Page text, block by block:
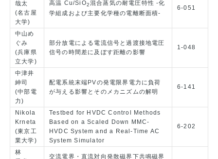
哉太
(名古屋
大学)
高温 Cu/SiO2混合蒸気の耐電圧特性 -化
学組成および主要化学種の電離断面積-
6-051
中山め
ぐみ
(兵庫県
立大学)
部分放電による電流信号と過渡接地電圧
信号の時間差に及ぼす距離の影響
1-048
中津井
紳司
(中部電
力)
配電系統末端PVの発電限界電力に負荷
が与える影響とそのメカニズムの解明
6-141
Nikola
Krneta
(東京工
業大学)
Testbed for HVDC Control Methods
Based on a Scaled Down MMC-
HVDC System and a Real-Time AC
System Simulator
6-202
林
交流電界・直流対向発散磁界下共鳴磁界